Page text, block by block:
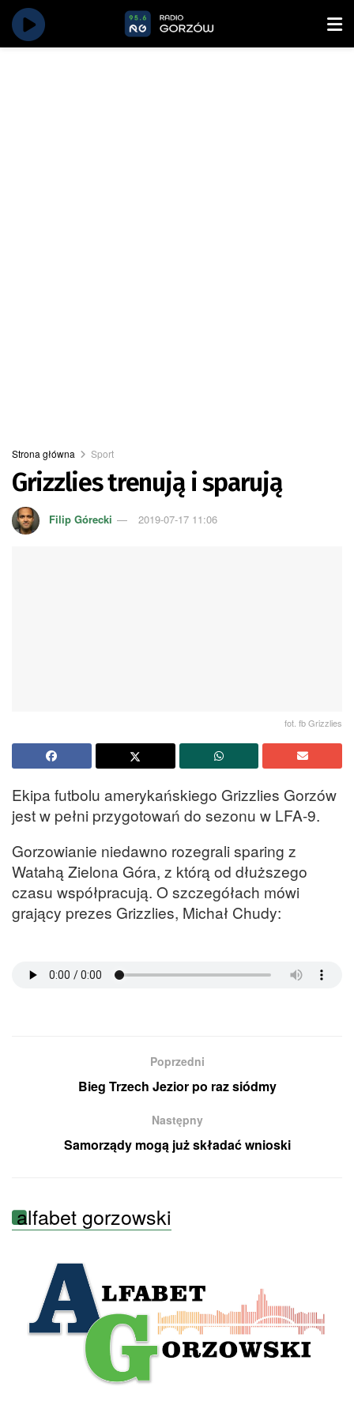
Strona główna Sport
Grizzlies trenują i sparują
Filip Górecki 2019-07-17 11:06
fot. fb Grizzlies
Ekipa futbolu amerykańskiego Grizzlies Gorzów
jest w pełni przygotowań do sezonu w LFA-9.
Gorzowianie niedawno rozegrali sparing z
Watahą Zielona Góra, z którą od dłuższego
czasu współpracują. O szczegółach mówi
grający prezes Grizzlies, Michał Chudy:
Poprzedni
Bieg Trzech Jezior po raz siódmy
Następny
Samorządy mogą już składać wnioski
alfabet gorzowski